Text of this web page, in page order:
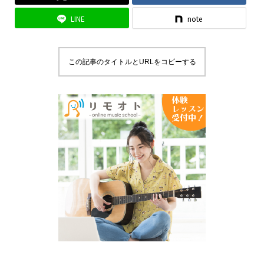
LINE note
この記事のタイトルとURLをコピーする